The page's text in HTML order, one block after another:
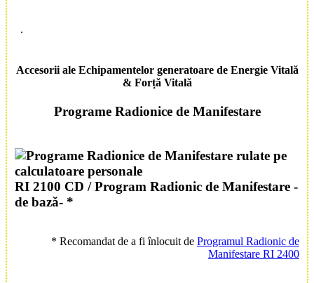
.
Accesoriiale Echipamentelor generatoare de Energie Vitală
& Forță Vitală
Programe Radionicede Manifestare
RI 2100 CD /Program Radionic de Manifestare -
de bază- *
* Recomandat de a fi înlocuit de Programul Radionic de
Manifestare RI 2400